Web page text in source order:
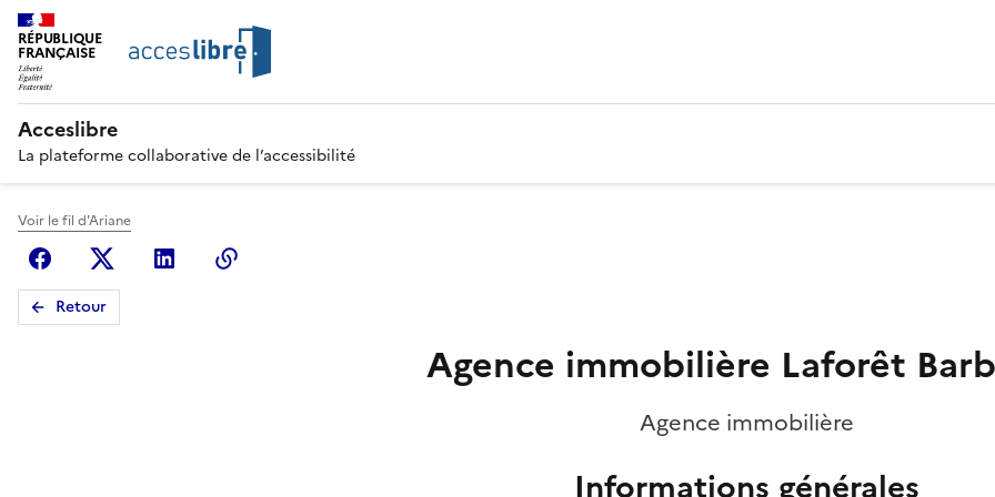
RÉPUBLIQUE
FRANÇAISE
Acceslibre
La plateforme collaborative de l’accessibilité
Voir le fil d'Ariane
FacebookX (anciennement Twitter)
Linkedin
Retour
Agence immobilière Laforêt
Agence immobilière
Informations générales